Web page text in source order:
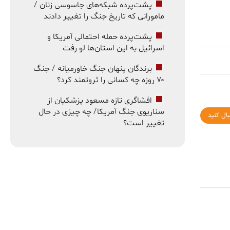
کنید
پشت‌پرده شبکه‌های جاسوسی زنان /
مامورانی که تاریخ جنگ را تغییر دادند
پشت‌پرده حمله احتمالی آمریکا و
اسرائیل به این استان‌ها لو رفت
برندگان پنهان جنگ خاورمیانه / جنگ
۷۰ روزه چه کسانی را ثروتمند کرد؟
افشاگری تازه مسعود پزشکیان از
سناریوی جنگ آمریکا/ چه چیزی در حال
تغییر است؟